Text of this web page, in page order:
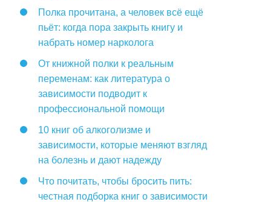
Полка прочитана, а человек всё ещё
пьёт: когда пора закрыть книгу и
набрать номер нарколога
От книжной полки к реальным
переменам: как литература о
зависимости подводит к
профессиональной помощи
10 книг об алкоголизме и
зависимости, которые меняют взгляд
на болезнь и дают надежду
Что почитать, чтобы бросить пить:
честная подборка книг о зависимости